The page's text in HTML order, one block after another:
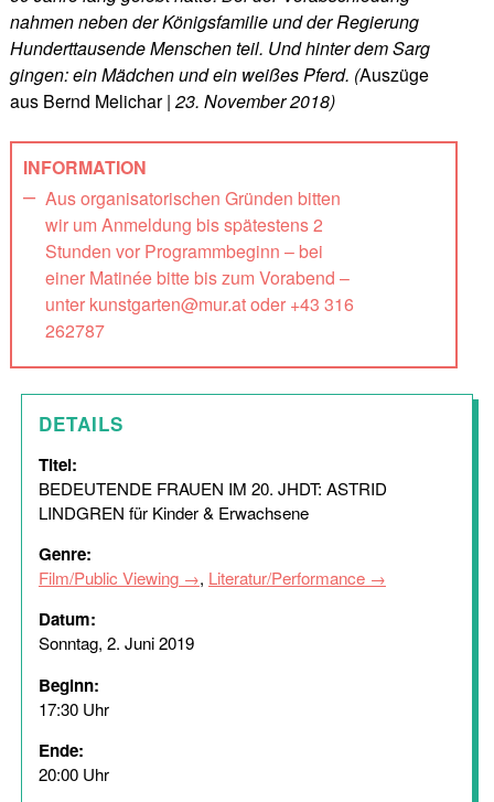
nahmen neben der Königsfamilie und der Regierung
Hunderttausende Menschen teil. Und hinter dem Sarg
gingen: ein Mädchen und ein weißes Pferd. (Auszüge
aus Bernd Melichar| 23. November 2018)
INFORMATION
Aus organisatorischen Gründen bitten
wir um Anmeldung bis spätestens 2
Stunden vor Programmbeginn – bei
einer Matinée bitte bis zum Vorabend –
unter kunstgarten@mur.at oder +43 316
262787
DETAILS
Titel:
BEDEUTENDE FRAUEN IM 20. JHDT: ASTRID
LINDGREN für Kinder & Erwachsene
Genre:
Film/Public Viewing , Literatur/Performance
Datum:
Sonntag, 2. Juni 2019
Beginn:
17:30 Uhr
Ende:
20:00 Uhr